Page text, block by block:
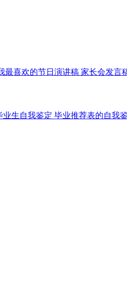
最喜欢的节日演讲稿 家长会发言
业生自我鉴定 毕业推荐表的自我